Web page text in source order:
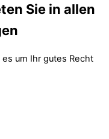
Sie in allen
um Ihr gutes Recht